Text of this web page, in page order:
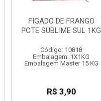
FIGADO DE FRANGO
PCTE SUBLIME SUL 1KG
Código: 10818
Embalagem: 1X1KG
Embalagem Master 15 KG
R$ 3,90